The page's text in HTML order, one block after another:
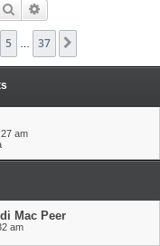
Search
5 37
am
Mac Peer
am